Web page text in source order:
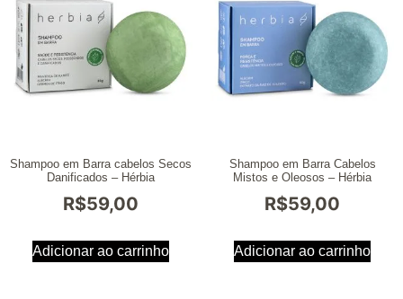
Shampoo em Barra cabelos Secos
Danificados – Hérbia
R$59,00
Adicionar ao carrinho
Shampoo em Barra Cabelos
Mistos e Oleosos – Hérbia
R$59,00
Adicionar ao carrinho